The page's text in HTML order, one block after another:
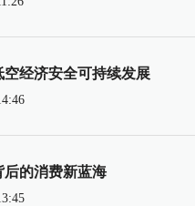
空经济安全可持续发展
后的消费新蓝海